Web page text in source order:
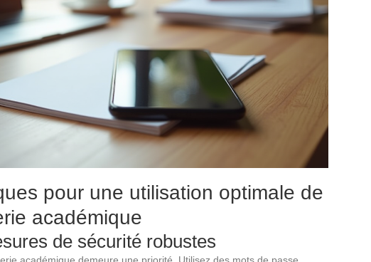
pour une utilisation optimale de
académique
de sécurité robustes